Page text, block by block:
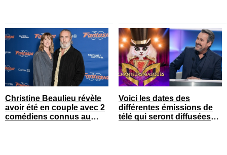
Christine Beaulieu révèle
avoir été en couple avec 2
comédiens connus au
Voici les dates des
différentes émissions de
télé qui seront diffusées